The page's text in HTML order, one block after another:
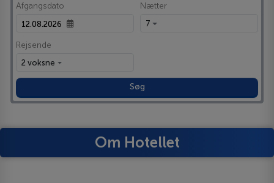
Afgangsdato Nætter
7
Rejsende
2 voksne
Søg
Om Hotellet